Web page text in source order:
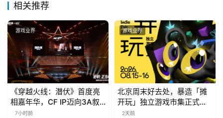
相关推荐
游戏业界
《穿越火线：潜伏》首度亮
相嘉年华，CF IP迈向3A叙
事新高度
7小时前
游戏业界
北京周末好去处，暴造「摊
开玩」独立游戏市集正式开
票！
2天前